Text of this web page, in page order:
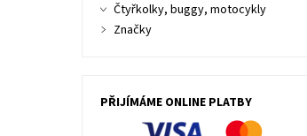
Čtyřkolky, buggy, motocykly
Značky
PŘIJÍMÁME ONLINE PLATBY